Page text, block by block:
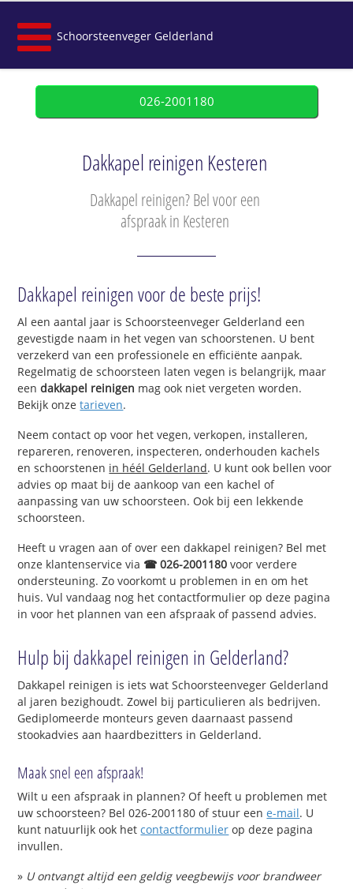
Schoorsteenveger Gelderland
026-2001180
Dakkapel reinigen Kesteren
Dakkapel reinigen? Bel voor een
afspraak in Kesteren
Dakkapel reinigen voor de beste prijs!
Al een aantal jaar is Schoorsteenveger Gelderland een
gevestigde naam in het vegen van schoorstenen. U bent
verzekerd van een professionele en efficiënte aanpak.
Regelmatig de schoorsteen laten vegen is belangrijk, maar
eendakkapel reinigen mag ook niet vergeten worden.
Bekijk onzetarieven.
Neem contact op voor het vegen, verkopen, installeren,
repareren, renoveren, inspecteren, onderhouden kachels
en schoorstenen in héél Gelderland. U kunt ook bellen voor
advies op maat bij de aankoop van een kachel of
aanpassing van uw schoorsteen. Ook bij een lekkende
schoorsteen.
Heeft u vragen aan of over een dakkapel reinigen? Bel met
onze klantenservice via ☎ 026-2001180 voor verdere
ondersteuning. Zo voorkomt u problemen in en om het
huis. Vul vandaag nog het contactformulier op deze pagina
in voor het plannen van een afspraak of passend advies.
Hulp bij dakkapel reinigen in Gelderland?
Dakkapel reinigen is iets wat Schoorsteenveger Gelderland
al jaren bezighoudt. Zowel bij particulieren als bedrijven.
Gediplomeerde monteurs geven daarnaast passend
stookadvies aan haardbezitters in Gelderland.
Maak snel een afspraak!
Wilt u een afspraak in plannen? Of heeft u problemen met
uw schoorsteen? Bel 026-2001180 of stuur eene-mail. U
kunt natuurlijk ook hetcontactformulier op deze pagina
invullen.
» U ontvangt altijd een geldig veegbewijs voor brandweer